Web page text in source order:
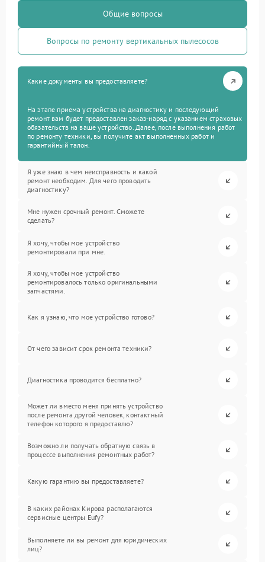
Общие вопросы
Вопросы по ремонту вертикальных пылесосов
Какие документы вы предоставляете?
На этапе приема устройства на диагностику и последующий
ремонт вам будет предоставлен заказ-наряд с указанием страховых
обязательств на ваше устройство. Далее, после выполнения работ
по ремонту техники, вы получите акт выполненных работ и
гарантийный талон.
Я уже знаю в чем неисправность и какой
ремонт необходим. Для чего проводить
диагностику?
Мне нужен срочный ремонт. Сможете
сделать?
Я хочу, чтобы мое устройство
ремонтировали при мне.
Я хочу, чтобы мое устройство
ремонтировалось только оригинальными
запчастями.
Как я узнаю, что мое устройство готово?
От чего зависит срок ремонта техники?
Диагностика проводится бесплатно?
Может ли вместо меня принять устройство
после ремонта другой человек, контактный
телефон которого я предоставлю?
Возможно ли получать обратную связь в
процессе выполнения ремонтных работ?
Какую гарантию вы предоставляете?
В каких районах Кирова располагаются
сервисные центры Eufy?
Выполняете ли вы ремонт для юридических
лиц?